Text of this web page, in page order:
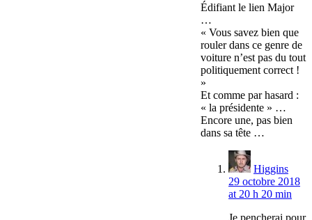
Édifiant le lien Major
…
« Vous savez bien que
rouler dans ce genre de
voiture n’est pas du tout
politiquement correct !
»
Et comme par hasard :
« la présidente » …
Encore une, pas bien
dans sa tête …
Higgins
29 octobre 2018
at 20 h 20 min
Je pencherai pour